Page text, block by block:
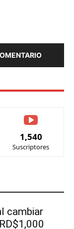
1,540
Suscriptores
cambiar